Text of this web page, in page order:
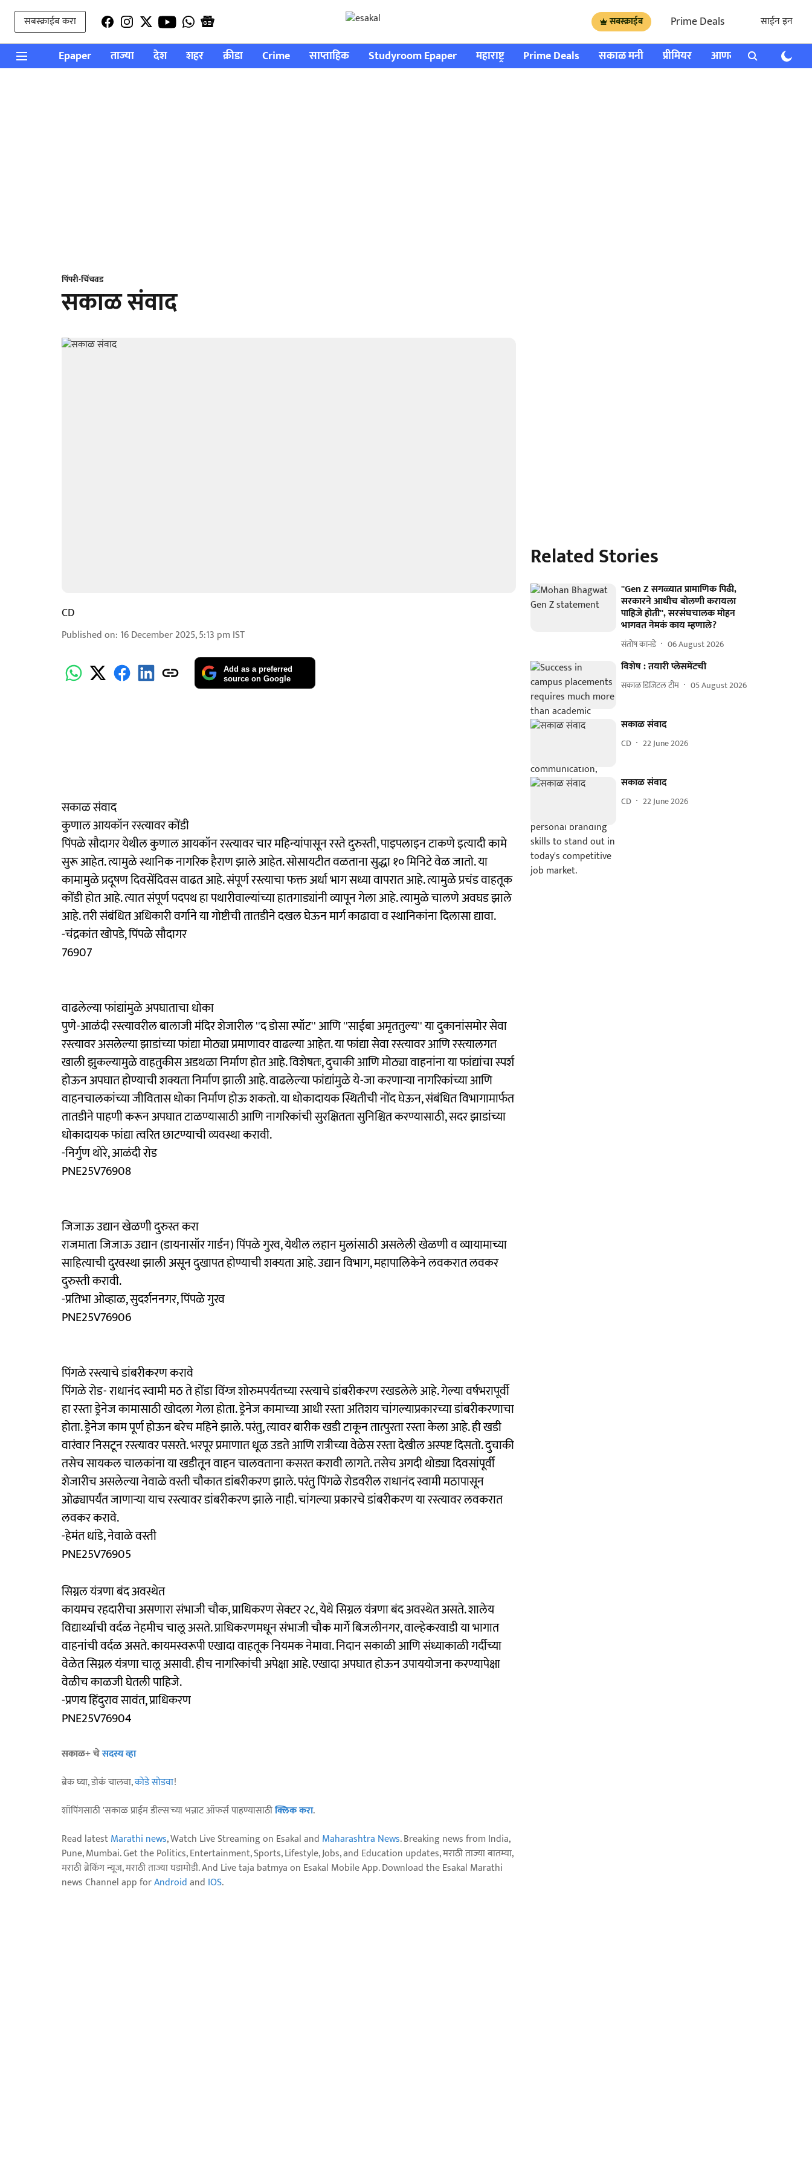
सबस्क्राईब करा सबस्क्राईब Prime Deals साईन इन
Epaper ताज्या देश शहर क्रीडा Crime साप्ताहिक Studyroom Epaper महाराष्ट्र Prime Deals सकाळ मनी प्रीमियर आणखी राशी भविष्य
पिंपरी-चिंचवड
सकाळ संवाद
CD
Published on: 16 December 2025, 5:13 pm IST
Add as a preferred
source on Google
सकाळ संवाद
कुणाल आयकॉन रस्त्यावर कोंडी
पिंपळे सौदागर येथील कुणाल आयकॉन रस्त्यावर चार महिन्यांपासून रस्ते दुरुस्ती, पाइपलाइन टाकणे इत्यादी कामे
सुरू आहेत. त्यामुळे स्थानिक नागरिक हैराण झाले आहेत. सोसायटीत वळताना सुद्धा १० मिनिटे वेळ जातो. या
कामामुळे प्रदूषण दिवसेंदिवस वाढत आहे. संपूर्ण रस्त्याचा फक्त अर्धा भाग सध्या वापरात आहे. त्यामुळे प्रचंड वाहतूक
कोंडी होत आहे. त्यात संपूर्ण पदपथ हा पथारीवाल्यांच्या हातगाड्यांनी व्यापून गेला आहे. त्यामुळे चालणे अवघड झाले
आहे. तरी संबंधित अधिकारी वर्गाने या गोष्टीची तातडीने दखल घेऊन मार्ग काढावा व स्थानिकांना दिलासा द्यावा.
-चंद्रकांत खोपडे, पिंपळे सौदागर
76907
वाढलेल्या फांद्यांमुळे अपघाताचा धोका
पुणे-आळंदी रस्त्यावरील बालाजी मंदिर शेजारील ''द डोसा स्पॉट'' आणि ''साईबा अमृततुल्य'' या दुकानांसमोर सेवा
रस्त्यावर असलेल्या झाडांच्या फांद्या मोठ्या प्रमाणावर वाढल्या आहेत. या फांद्या सेवा रस्त्यावर आणि रस्त्यालगत
खाली झुकल्यामुळे वाहतुकीस अडथळा निर्माण होत आहे. विशेषतः, दुचाकी आणि मोठ्या वाहनांना या फांद्यांचा स्पर्श
होऊन अपघात होण्याची शक्यता निर्माण झाली आहे. वाढलेल्या फांद्यांमुळे ये-जा करणाऱ्या नागरिकांच्या आणि
वाहनचालकांच्या जीवितास धोका निर्माण होऊ शकतो. या धोकादायक स्थितीची नोंद घेऊन, संबंधित विभागामार्फत
तातडीने पाहणी करून अपघात टाळण्यासाठी आणि नागरिकांची सुरक्षितता सुनिश्चित करण्यासाठी, सदर झाडांच्या
धोकादायक फांद्या त्वरित छाटण्याची व्यवस्था करावी.
-निर्गुण थोरे, आळंदी रोड
PNE25V76908
जिजाऊ उद्यान खेळणी दुरुस्त करा
राजमाता जिजाऊ उद्यान (डायनासॉर गार्डन) पिंपळे गुरव, येथील लहान मुलांसाठी असलेली खेळणी व व्यायामाच्या
साहित्याची दुरवस्था झाली असून दुखापत होण्याची शक्यता आहे. उद्यान विभाग, महापालिकेने लवकरात लवकर
दुरुस्ती करावी.
-प्रतिभा ओव्हाळ, सुदर्शननगर, पिंपळे गुरव
PNE25V76906
पिंगळे रस्त्याचे डांबरीकरण करावे
पिंगळे रोड- राधानंद स्वामी मठ ते होंडा विंग्ज शोरुमपर्यंतच्या रस्त्याचे डांबरीकरण रखडलेले आहे. गेल्या वर्षभरापूर्वी
हा रस्ता ड्रेनेज कामासाठी खोदला गेला होता. ड्रेनेज कामाच्या आधी रस्ता अतिशय चांगल्याप्रकारच्या डांबरीकरणाचा
होता. ड्रेनेज काम पूर्ण होऊन बरेच महिने झाले. परंतु, त्यावर बारीक खडी टाकून तात्पुरता रस्ता केला आहे. ही खडी
वारंवार निसटून रस्त्यावर पसरते. भरपूर प्रमाणात धूळ उडते आणि रात्रीच्या वेळेस रस्ता देखील अस्पष्ट दिसतो. दुचाकी
तसेच सायकल चालकांना या खडीतून वाहन चालवताना कसरत करावी लागते. तसेच अगदी थोड्या दिवसांपूर्वी
शेजारीच असलेल्या नेवाळे वस्ती चौकात डांबरीकरण झाले. परंतु पिंगळे रोडवरील राधानंद स्वामी मठापासून
ओढ्यापर्यंत जाणाऱ्या याच रस्त्यावर डांबरीकरण झाले नाही. चांगल्या प्रकारचे डांबरीकरण या रस्त्यावर लवकरात
लवकर करावे.
-हेमंत धांडे, नेवाळे वस्ती
PNE25V76905
सिग्नल यंत्रणा बंद अवस्थेत
कायमच रहदारीचा असणारा संभाजी चौक, प्राधिकरण सेक्टर २८, येथे सिग्नल यंत्रणा बंद अवस्थेत असते. शालेय
विद्यार्थ्यांची वर्दळ नेहमीच चालू असते. प्राधिकरणमधून संभाजी चौक मार्गे बिजलीनगर, वाल्हेकरवाडी या भागात
वाहनांची वर्दळ असते. कायमस्वरूपी एखादा वाहतूक नियमक नेमावा. निदान सकाळी आणि संध्याकाळी गर्दीच्या
वेळेत सिग्नल यंत्रणा चालू असावी. हीच नागरिकांची अपेक्षा आहे. एखादा अपघात होऊन उपाययोजना करण्यापेक्षा
वेळीच काळजी घेतली पाहिजे.
-प्रणय हिंदुराव सावंत, प्राधिकरण
PNE25V76904
सकाळ+ चेसदस्य व्हा
ब्रेक घ्या, डोकं चालवा,कोडे सोडवा!
शॉपिंगसाठी 'सकाळ प्राईम डील्स'च्या भन्नाट ऑफर्स पाहण्यासाठीक्लिक करा.
Read latestMarathi news, Watch Live Streaming on Esakal and Maharashtra News. Breaking news from India,
Pune, Mumbai. Get the Politics, Entertainment, Sports, Lifestyle, Jobs, and Education updates, मराठी ताज्या बातम्या,
मराठी ब्रेकिंग न्यूज, मराठी ताज्या घडामोडी. And Live taja batmya on Esakal Mobile App. Download the Esakal Marathi
news Channel app forAndroidand IOS.
Related Stories
''Gen Z सगळ्यात प्रामाणिक पिढी,
सरकारने आधीच बोलणी करायला
पाहिजे होती'', सरसंघचालक मोहन
भागवत नेमकं काय म्हणाले?
संतोष कानडे 06 August 2026
विशेष : तयारी प्लेसमेंटची
सकाळ डिजिटल टीम 05 August 2026
सकाळ संवाद
CD 22 June 2026
सकाळ संवाद
CD 22 June 2026